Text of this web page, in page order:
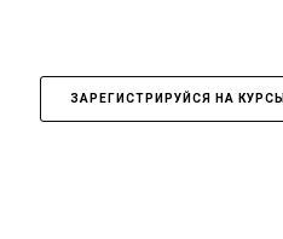
ЗАРЕГИСТРИРУЙСЯ НА КУРСЫ